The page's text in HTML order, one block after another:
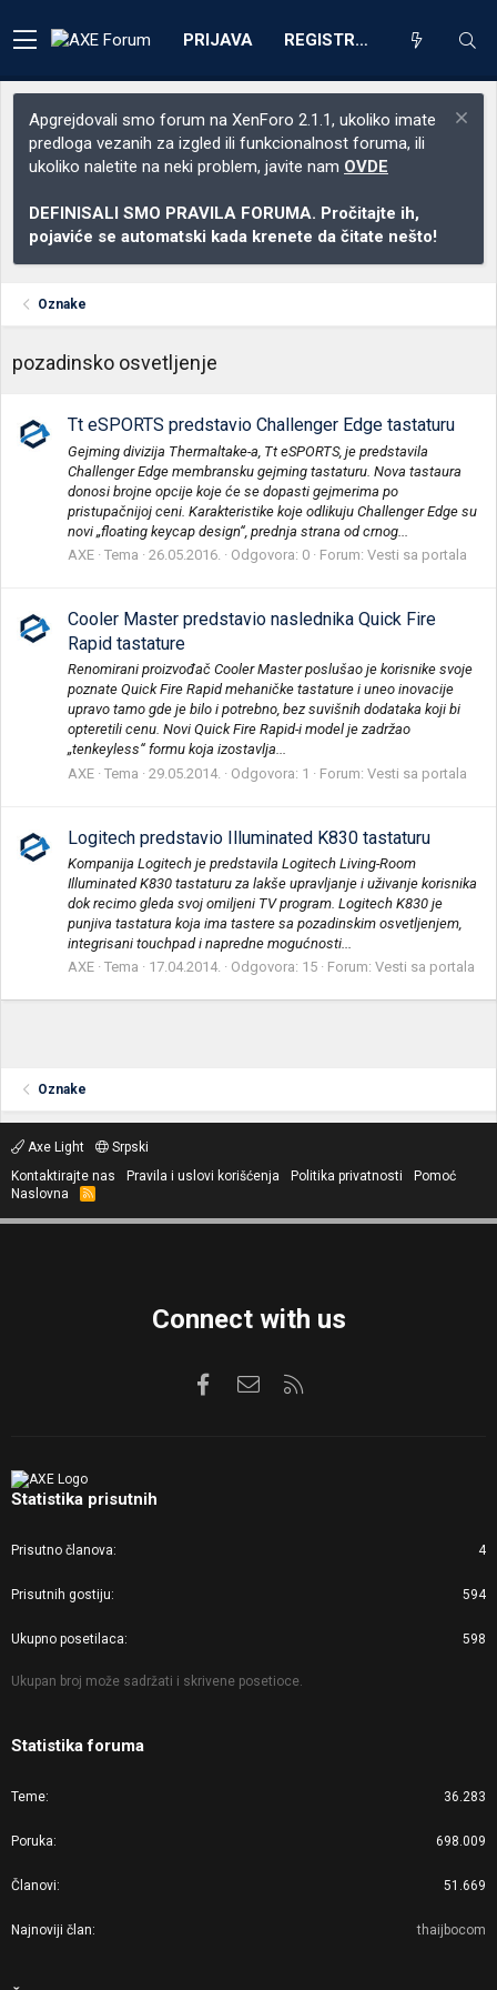
PRIJAVA REGISTRACIJA
Apgrejdovali smo forum na XenForo 2.1.1, ukoliko imate
predloga vezanih za izgled ili funkcionalnost foruma, ili
ukoliko naletite na neki problem, javite nam OVDE
DEFINISALI SMO PRAVILA FORUMA. Pročitajte ih,
pojaviće se automatski kada krenete da čitate nešto!
Oznake
pozadinsko osvetljenje
Tt eSPORTS predstavio Challenger Edge tastaturu
Gejming divizija Thermaltake-a, Tt eSPORTS, je predstavila
Challenger Edge membransku gejming tastaturu. Nova tastaura
donosi brojne opcije koje će se dopasti gejmerima po
pristupačnijoj ceni. Karakteristike koje odlikuju Challenger Edge su
novi „floating keycap design“, prednja strana od crnog...
AXE Tema 26.05.2016. Odgovora: 0 Forum: Vesti sa portala
Cooler Master predstavio naslednika Quick Fire
Rapid tastature
Renomirani proizvođač Cooler Master poslušao je korisnike svoje
poznate Quick Fire Rapid mehaničke tastature i uneo inovacije
upravo tamo gde je bilo i potrebno, bez suvišnih dodataka koji bi
opteretili cenu. Novi Quick Fire Rapid-i model je zadržao
„tenkeyless“ formu koja izostavlja...
AXE Tema 29.05.2014. Odgovora: 1 Forum: Vesti sa portala
Logitech predstavio Illuminated K830 tastaturu
Kompanija Logitech je predstavila Logitech Living-Room
Illuminated K830 tastaturu za lakše upravljanje i uživanje korisnika
dok recimo gleda svoj omiljeni TV program. Logitech K830 je
punjiva tastatura koja ima tastere sa pozadinskim osvetljenjem,
integrisani touchpad i napredne mogućnosti...
AXE Tema 17.04.2014. Odgovora: 15 Forum: Vesti sa portala
Oznake
Axe Light
Srpski
Kontaktirajte nas
Pravila i uslovi korišćenja Politika privatnosti
Pomoć
Naslovna
R
S
Connect with us
FacebookKontaktirajte nas
Statistika prisutnih
Prisutno članova 4
Prisutnih gostiju 594
Ukupno posetilaca 598
Ukupan broj može sadržati i skrivene posetioce.
Statistika foruma
Teme 36.283
Poruka 698.009
Članovi 51.669
Najnoviji član thaijbocom